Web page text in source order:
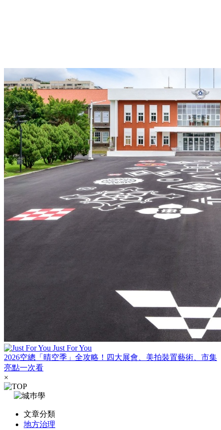
Just For You
2026空總「晴空季」全攻略！四大展會、美拍裝置藝術、市集
亮點一次看
×
文章分類
地方治理